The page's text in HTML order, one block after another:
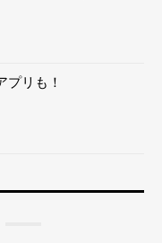
プリも！